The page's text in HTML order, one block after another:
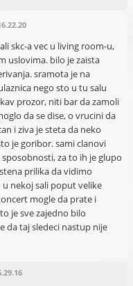
skc-a vec u living room-u,
uslovima. bilo je zaista
sramota je na
nego sto u tu salu
prozor, niti bar da zamoli
da se dise, o vrucini da
i ziva je steta da neko
je goribor. sami clanovi
za to ih je glupo
prilika da vidimo
nekoj sali poput velike
mogle da prate i
je sve zajedno bilo
da taj sledeci nastup nije